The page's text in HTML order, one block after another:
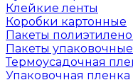
Клейкие ленты
Коробки картонные
Пакеты
Пакеты упаковочные
Термоусадочная
Упаковочная пленка